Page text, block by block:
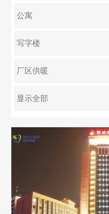
公寓
写字楼
厂区供暖
大型集中供暖
游泳池
学校
医院
养殖
反季节绿化
别墅
显示全部